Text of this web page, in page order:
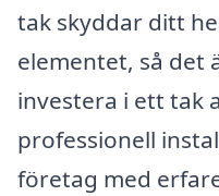
tak skyddar ditt
elementet, så det
investera i ett tak
professionell
företag med